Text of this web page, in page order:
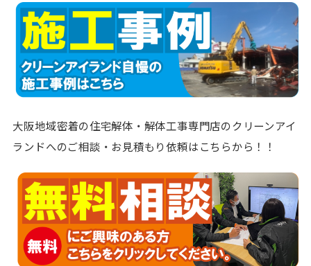
大阪地域密着の住宅解体・解体工事専門店のクリーンアイ
ランドへのご相談・お見積もり依頼はこちらから！！